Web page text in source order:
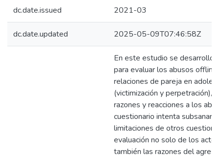
dc.date.issued 2021-03
dc.date.updated 2025-05-09T07:46:58Z
En este estudio se desarrolló
para evaluar los abusos
relaciones de pareja en
(victimización y perpetración),
razones y reacciones a los
cuestionario intenta subsanar
limitaciones de otros
evaluación no solo de los
también las razones del